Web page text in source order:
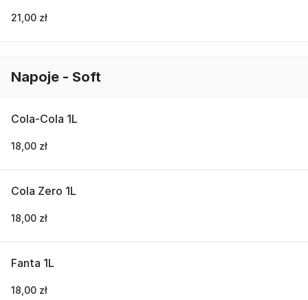
21,00 zł
Napoje - Soft
Cola-Cola 1L
18,00 zł
Cola Zero 1L
18,00 zł
Fanta 1L
18,00 zł